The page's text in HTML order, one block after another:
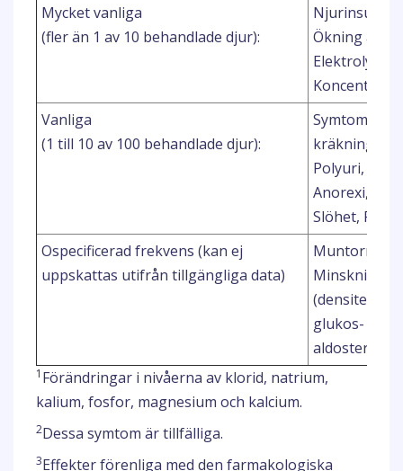
Mycket vanliga
(fler än 1 av 10 behandlade djur):
Ökning av
Vanliga
(1 till 10 av 100 behandlade djur):
Symtom
kräkning,
Polyuri,
Anorexi,
Slöhet,
Ospecificerad frekvens (kan ej
uppskattas utifrån tillgängliga data)
Muntorrhet
Minskning
(densitet)
glukos- och
1 Förändringar i nivåerna av klorid, natrium,
kalium, fosfor, magnesium och kalcium.
2Dessa symtom är tillfälliga.
3Effekter förenliga med den farmakologiska